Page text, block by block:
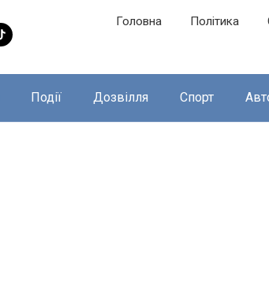
Головна Політика
Події Дозвілля Спорт